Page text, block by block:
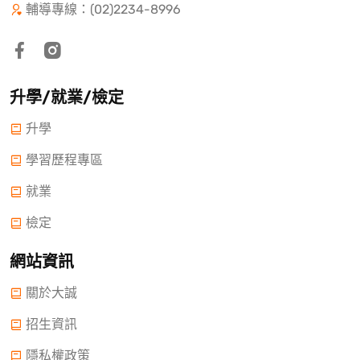
輔導專線：(02)2234-8996
升學/就業/檢定
升學
學習歷程專區
就業
檢定
網站資訊
關於大誠
招生資訊
隱私權政策